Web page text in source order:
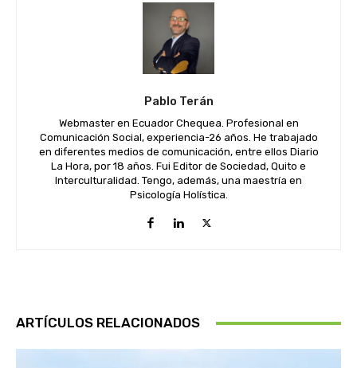
Pablo Terán
Webmaster en Ecuador Chequea. Profesional en
Comunicación Social, experiencia-26 años. He trabajado
en diferentes medios de comunicación, entre ellos Diario
La Hora, por 18 años. Fui Editor de Sociedad, Quito e
Interculturalidad. Tengo, además, una maestría en
Psicología Holística.
ARTÍCULOS RELACIONADOS